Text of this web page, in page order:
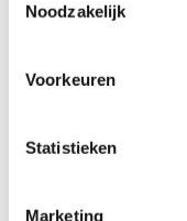
Noodzakelijk
Voorkeuren
Statistieken
Marketing